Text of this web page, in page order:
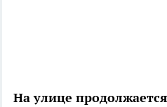
На улице